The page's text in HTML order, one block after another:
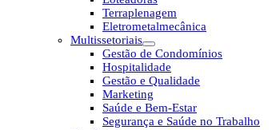
Terraplenagem
Eletrometalmecânica
Multissetoriais
Gestão de Condomínios
Hospitalidade
Gestão e Qualidade
Marketing
Saúde e Bem-Estar
Segurança e Saúde no Trabalho